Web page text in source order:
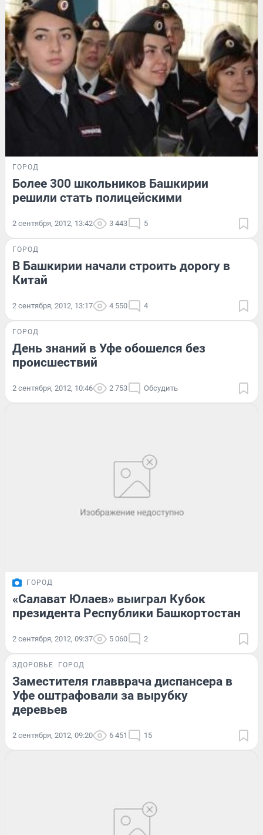
ГОРОД
Более 300 школьников Башкирии
решили стать полицейскими
2 сентября, 2012, 13:42 3 443 5
ГОРОД
В Башкирии начали строить дорогу в
Китай
2 сентября, 2012, 13:17 4 550 4
ГОРОД
День знаний в Уфе обошелся без
происшествий
2 сентября, 2012, 10:46 2 753 Обсудить
ГОРОД
«Салават Юлаев» выиграл Кубок
президента Республики Башкортостан
2 сентября, 2012, 09:37 5 060 2
ЗДОРОВЬЕ ГОРОД
Заместителя главврача диспансера в
Уфе оштрафовали за вырубку
деревьев
2 сентября, 2012, 09:20 6 451 15